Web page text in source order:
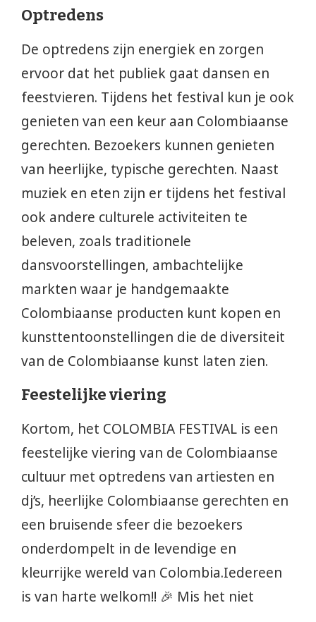
Optredens
De optredens zijn energiek en zorgen
ervoor dat het publiek gaat dansen en
feestvieren. Tijdens het festival kun je ook
genieten van een keur aan Colombiaanse
gerechten. Bezoekers kunnen genieten
van heerlijke, typische gerechten. Naast
muziek en eten zijn er tijdens het festival
ook andere culturele activiteiten te
beleven, zoals traditionele
dansvoorstellingen, ambachtelijke
markten waar je handgemaakte
Colombiaanse producten kunt kopen en
kunsttentoonstellingen die de diversiteit
van de Colombiaanse kunst laten zien.
Feestelijke viering
Kortom, het COLOMBIA FESTIVAL is een
feestelijke viering van de Colombiaanse
cultuur met optredens van artiesten en
dj’s, heerlijke Colombiaanse gerechten en
een bruisende sfeer die bezoekers
onderdompelt in de levendige en
kleurrijke wereld van Colombia.Iedereen
is van harte welkom!! 🎉 Mis het niet